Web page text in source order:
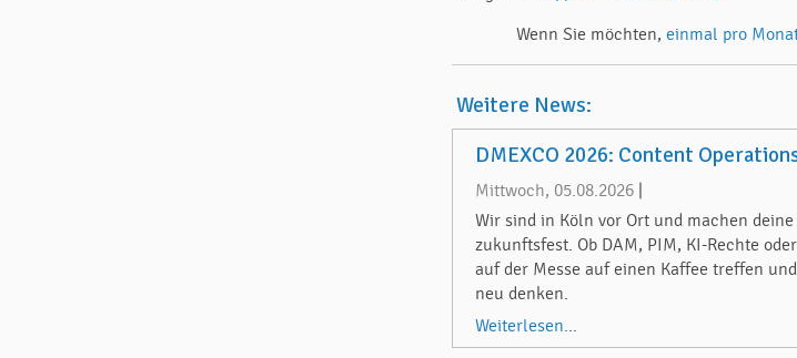
Wenn Sie möchten,einmal pro
Weitere News:
DMEXCO 2026: Content
Mittwoch, 05.08.2026
Wir sind in Köln vor Ort und machen
zukunftsfest. Ob DAM, PIM, KI-Rechte
auf der Messe auf einen Kaffee treffen
neu denken.
Weiterlesen...